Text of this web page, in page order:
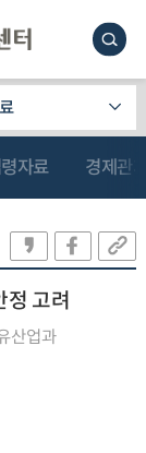
자료 경제관
정 고려
산업과